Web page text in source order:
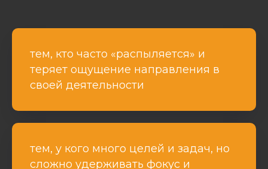
тем, кто часто «распыляется» и
теряет ощущение направления в
своей деятельности
тем, у кого много целей и задач, но
сложно удерживать фокус и